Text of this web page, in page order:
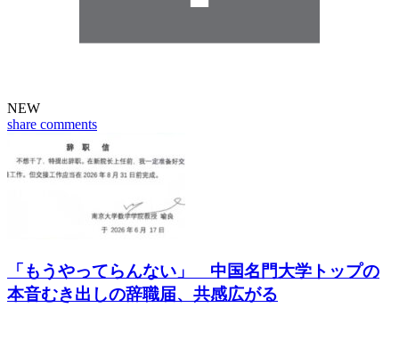
NEW
share comments
「もうやってらんない」 中国名門大学トップの
本音むき出しの辞職届、共感広がる